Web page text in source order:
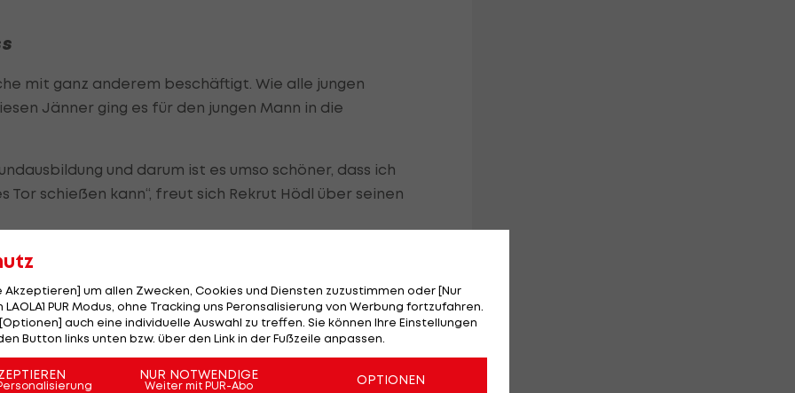
mit ganz anderem beschäftigt. Wie alle jungen
Jänner ging es für den jungen Mann in die
und darum ist es umso schöner, dass ich
schießen kann“, freut sich Rekrut Hödl über seinen
das Training wenig Zeit. Köln-Rückkehrer Jusuf
dem Spiel über das Arbeitspensum des Youngsters:
ein schweres Programm diese Woche. Ich hab’ ihn
Akzeptieren] um allen Zwecken, Cookies und Diensten zuzustimmen oder [Nur
PUR Modus, ohne Tracking uns Peronsalisierung von Werbung fortzufahren.
auch eine individuelle Auswahl zu treffen. Sie können Ihre Einstellungen
Button links unten bzw. über den Link in der Fußzeile anpassen.
NUR NOTWENDIGE
Weiter mit PUR-Abo OPTIONEN